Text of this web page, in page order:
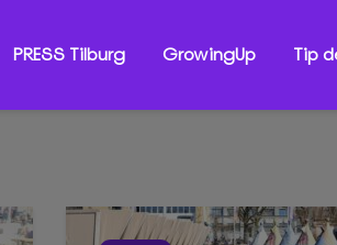
PRESS Tilburg GrowingUp Tip